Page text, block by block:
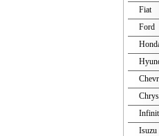
Fiat
Ford
Isuzu